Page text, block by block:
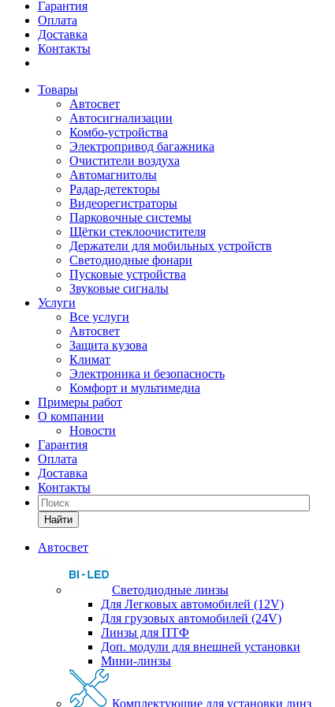
Гарантия
Оплата
Доставка
Контакты
Товары
Автосвет
Автосигнализации
Комбо-устройства
Электропривод багажника
Очистители воздуха
Автомагнитолы
Радар-детекторы
Видеорегистраторы
Парковочные системы
Щётки стеклоочистителя
Держатели для мобильных устройств
Светодиодные фонари
Пусковые устройства
Звуковые сигналы
Услуги
Все услуги
Автосвет
Защита кузова
Климат
Электроника и безопасность
Комфорт и мультимедиа
Примеры работ
О компании
Новости
Гарантия
Оплата
Доставка
Контакты
Найти
Автосвет
Светодиодные линзы
Для Легковых автомобилей (12V)
Для грузовых автомобилей (24V)
Линзы для ПТФ
Доп. модули для внешней установки
Мини-линзы
Комплектующие для установки линз